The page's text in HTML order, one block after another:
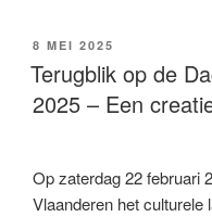
8 MEI 2025
Terugblik op de
2025 – Een
Op zaterdag 22 februari
Vlaanderen het culturele